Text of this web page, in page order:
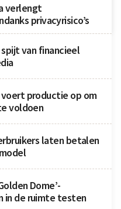
verlengt
privacyrisico’s
van financieel
voert productie op om
voldoen
laten betalen
Dome’-
in de ruimte testen